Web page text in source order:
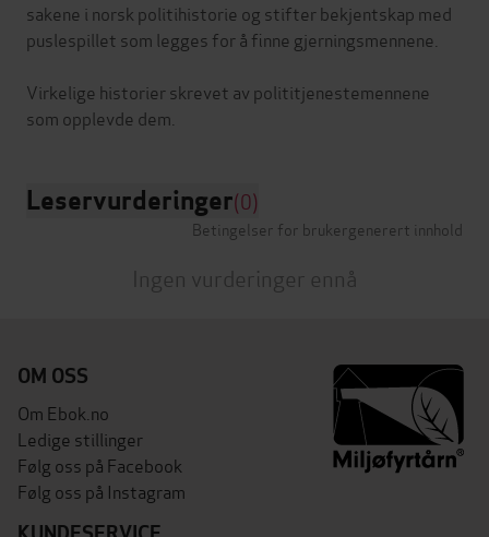
sakene i norsk politihistorie og stifter bekjentskap med
puslespillet som legges for å finne gjerningsmennene.
Virkelige historier skrevet av polititjenestemennene
Leservurderinger(0)
Betingelser for brukergenerert innhold
Ingen vurderinger ennå
OM OSS
Om Ebok.no
Ledige stillinger
Følg oss på Facebook
Følg oss på Instagram